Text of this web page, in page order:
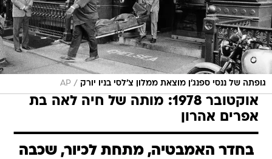
גופתה של ננסי ספנג'ן מוצאת ממלון צ'לסי בניו יורק /
AP
אוקטובר 1978: מותה של חיה לאה בת
אפרים אהרון
בחדר האמבטיה, מתחת לכיור, שכבה